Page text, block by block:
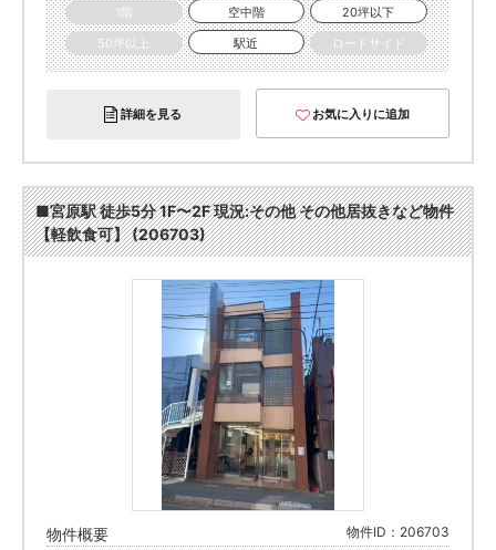
1階
空中階
20坪以下
50坪以上
駅近 ロードサイド
詳細を見る お気に入りに追加
■宮原駅 徒歩5分 1F〜2F 現況:その他 その他居抜きなど物件
【軽飲食可】 (206703)
物件概要 物件ID：206703